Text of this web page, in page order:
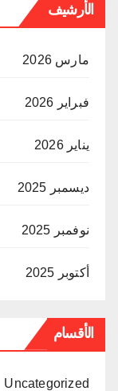
الأرشيف
مارس 2026
فبراير 2026
يناير 2026
ديسمبر 2025
نوفمبر 2025
أكتوبر 2025
الأقسام
Uncategorized